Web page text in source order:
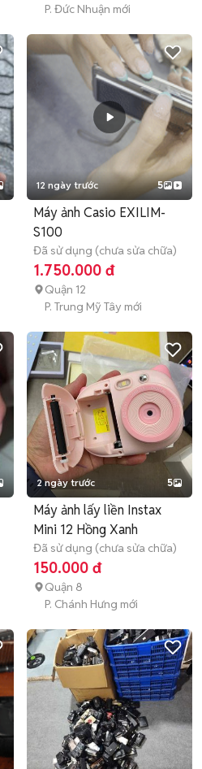
P. Đức Nhuận mới
12 ngày trước 5
Máy ảnh Casio EXILIM-
S100
Đã sử dụng (chưa sửa chữa)
1.750.000 đ
Quận 12
P. Trung Mỹ Tây mới
2 ngày trước 5
Máy ảnh lấy liền Instax
Mini 12 Hồng Xanh
Đã sử dụng (chưa sửa chữa)
150.000 đ
Quận 8
P. Chánh Hưng mới